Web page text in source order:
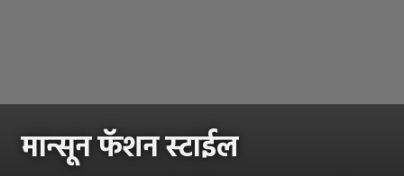
मान्सून फॅशन स्टाईल